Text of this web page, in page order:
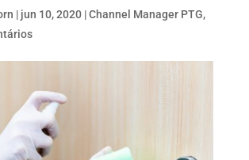
| jun 10, 2020|Channel Manager PTG,